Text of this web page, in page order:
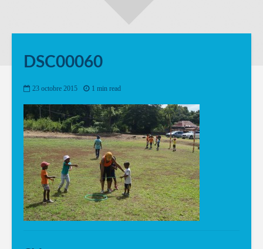
DSC00060
23 octobre 2015 1 min read